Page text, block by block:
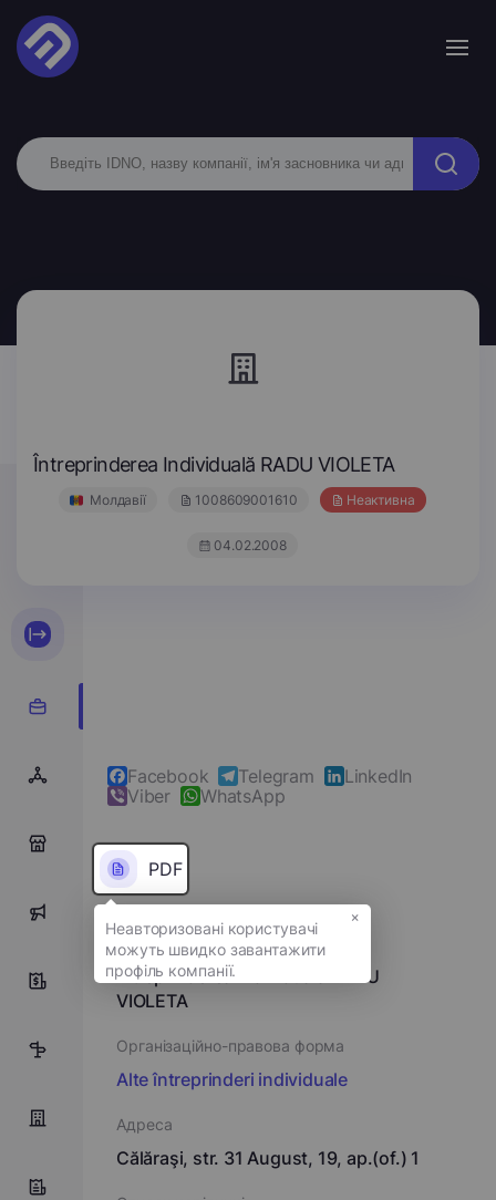
Întreprinderea Individuală RADU VIOLETA
Молдавії 1008609001610 Неактивна
04.02.2008
0
1
Facebook Telegram
LinkedIn
Viber
WhatsApp
PDF
Повне ім'я
Întreprinderea Individuală RADU
VIOLETA
Організаційно-правова форма
Alte întreprinderi individuale
Адреса
Călăraşi, str. 31 August, 19, ap.(of.) 1
×